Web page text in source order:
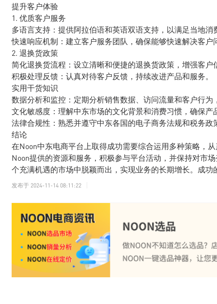
提升客户体验
1. 优质客户服务
多语言支持：提供阿拉伯语和英语双语支持，以满足当地消
快速响应机制：建立客户服务团队，确保能够快速解决客户
2. 退换货政策
简化退换货流程：设立清晰和便捷的退换货政策，增强客户
积极处理反馈：认真对待客户反馈，持续改进产品和服务。
实用干货知识
数据分析和监控：定期分析销售数据、访问流量和客户行
文化敏感度：理解中东市场的文化背景和消费习惯，确保
法律合规性：熟悉并遵守中东各国的电子商务法规和税务政
结论
在Noon中东电商平台上取得成功需要综合运用多种策略，
Noon提供的资源和服务，积极参与平台活动，并保持对市
个充满机遇的市场中脱颖而出，实现业务的长期增长。成
发布于 2024-11-14 08:11:22